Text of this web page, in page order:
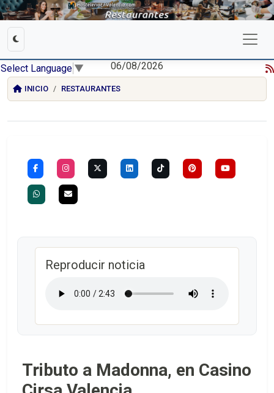
Select Language ▼ 06/08/2026
INICIO RESTAURANTES
Reproducir noticia
Tributo a Madonna, en Casino